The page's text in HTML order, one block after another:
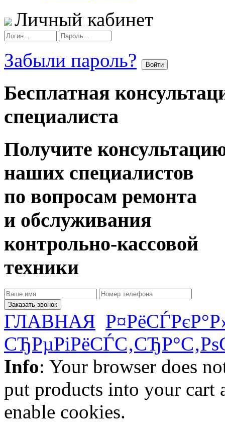
Личный кабинет
Забыли пароль?
Бесплатная
специалиста
Получите
наших специалистов
по вопросам ремонта
и обслуживания
контрольно-кассовой
техники
Заказать звонок
ГЛАВНАЯ
Info: Your browser does
put products into your cart
enable cookies.